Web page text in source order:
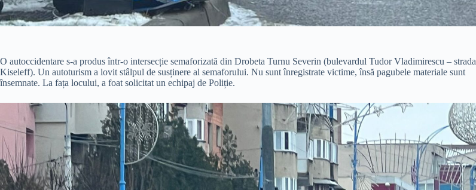
O autoccidentare s-a produs într-o intersecție semaforizată din Drobeta Turnu Severin (bulevardul Tudor Vladimirescu – strada
Kiseleff). Un autoturism a lovit stâlpul de susținere al semaforului. Nu sunt înregistrate victime, însă pagubele materiale sunt
însemnate. La fața locului, a foat solicitat un echipaj de Poliție.